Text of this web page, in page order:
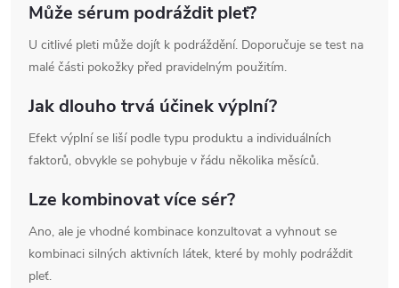
Může sérum podráždit pleť?
U citlivé pleti může dojít k podráždění. Doporučuje se test na
malé části pokožky před pravidelným použitím.
Jak dlouho trvá účinek výplní?
Efekt výplní se liší podle typu produktu a individuálních
faktorů, obvykle se pohybuje v řádu několika měsíců.
Lze kombinovat více sér?
Ano, ale je vhodné kombinace konzultovat a vyhnout se
kombinaci silných aktivních látek, které by mohly podráždit
pleť.